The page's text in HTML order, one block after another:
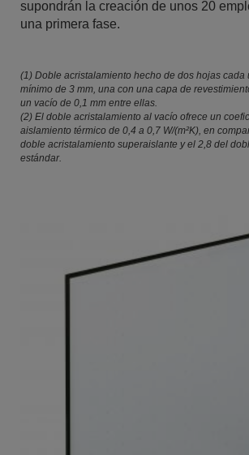
supondrán la creación de unos 20
una primera fase.
(1) Doble acristalamiento hecho de dos hojas cada
mínimo de 3 mm, una con una capa de
un vacío de 0,1 mm entre ellas.
(2) El doble acristalamiento al vacío ofrece un
aislamiento térmico de 0,4 a 0,7 W/(m²K), en
doble acristalamiento superaislante y el 2,8 del
estándar.